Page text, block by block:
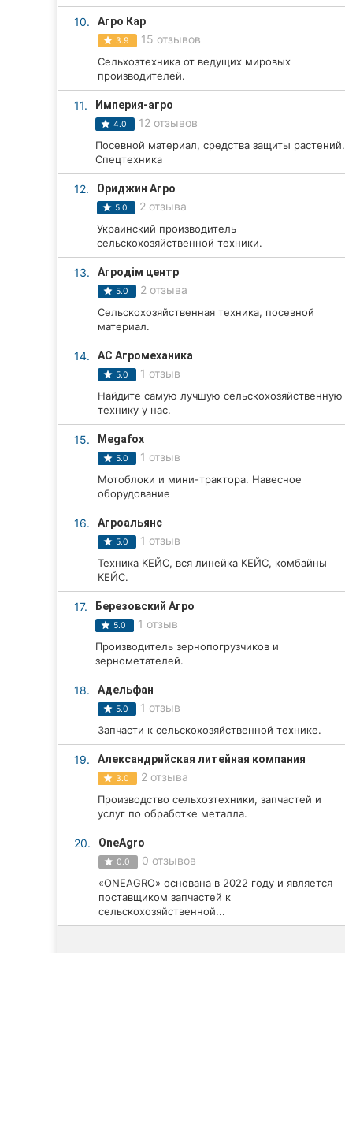
Чернигов
Ивано-Франковск
10. Агро Кар
3.9 15 отзывов
Сельхозтехника от ведущих мировых
производителей.
11. Империя-агро
4.0 12 отзывов
Посевной материал, средства защиты растений.
Спецтехника
12. Ориджин Агро
5.0 2 отзыва
Украинский производитель
сельскохозяйственной техники.
13. Агродім центр
5.0 2 отзыва
Сельскохозяйственная техника, посевной
материал.
14. АС Агромеханика
5.0 1 отзыв
Найдите самую лучшую сельскохозяйственную
технику у нас.
15. Megafox
5.0 1 отзыв
Мотоблоки и мини-трактора. Навесное
оборудование
16. Агроальянс
5.0 1 отзыв
Техника КЕЙС, вся линейка КЕЙС, комбайны
КЕЙС.
17. Березовский Агро
5.0 1 отзыв
Производитель зернопогрузчиков и
зернометателей.
18. Адельфан
5.0 1 отзыв
Запчасти к сельскохозяйственной технике.
19. Александрийская литейная компания
3.0 2 отзыва
Производство сельхозтехники, запчастей и
услуг по обработке металла.
20. OneAgro
0.0 0 отзывов
«ONEAGRO» основана в 2022 году и является
поставщиком запчастей к
сельскохозяйственной...